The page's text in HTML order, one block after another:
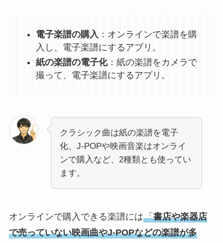
電子楽譜の購入 ：オンラインで楽譜を購
入し、電子楽譜にするアプリ。
紙の楽譜の電子化：紙の楽譜をカメラで
撮って、電子楽譜にするアプリ。
クラシック曲は紙の楽譜を電子
化、J-POPや映画音楽はオンライ
ンで購入など、2種類とも使ってい
ます。
オンラインで購入できる楽譜には「書店や楽器店
で売っていない映画曲やJ-POPなどの楽譜が多